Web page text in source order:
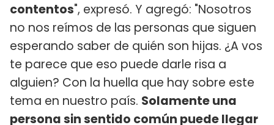
contentos", expresó. Y agregó: "Nosotros
no nos reímos de las personas que siguen
esperando saber de quién son hijas. ¿A vos
te parece que eso puede darle risa a
alguien? Con la huella que hay sobre este
tema en nuestro país. Solamente una
persona sin sentido común puede llegar